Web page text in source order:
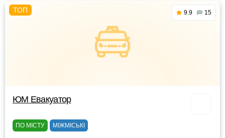
9.9 15
ЮМ Евакуатор
ПО МІСТУ МІЖМІСЬКІ